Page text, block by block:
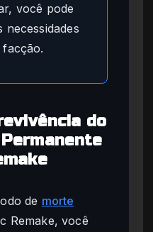
você pode
necessidades
do
de morte
Remake, você